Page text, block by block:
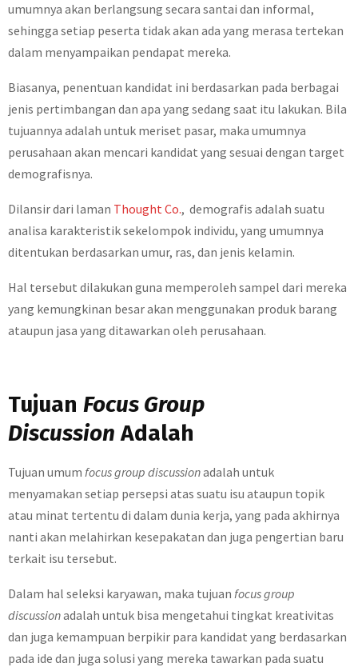
umumnya akan berlangsung secara santai dan informal,
sehingga setiap peserta tidak akan ada yang merasa tertekan
dalam menyampaikan pendapat mereka.
Biasanya, penentuan kandidat ini berdasarkan pada berbagai
jenis pertimbangan dan apa yang sedang saat itu lakukan. Bila
tujuannya adalah untuk meriset pasar, maka umumnya
perusahaan akan mencari kandidat yang sesuai dengan target
demografisnya.
Dilansir dari laman Thought Co., demografis adalah suatu
analisa karakteristik sekelompok individu, yang umumnya
ditentukan berdasarkan umur, ras, dan jenis kelamin.
Hal tersebut dilakukan guna memperoleh sampel dari mereka
yang kemungkinan besar akan menggunakan produk barang
ataupun jasa yang ditawarkan oleh perusahaan.
Tujuan Focus Group
Discussion Adalah
Tujuan umum focus group discussionadalah untuk
menyamakan setiap persepsi atas suatu isu ataupun topik
atau minat tertentu di dalam dunia kerja, yang pada akhirnya
nanti akan melahirkan kesepakatan dan juga pengertian baru
terkait isu tersebut.
Dalam hal seleksi karyawan, maka tujuan focus group
discussionadalah untuk bisa mengetahui tingkat kreativitas
dan juga kemampuan berpikir para kandidat yang berdasarkan
pada ide dan juga solusi yang mereka tawarkan pada suatu